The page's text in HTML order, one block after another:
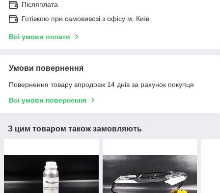
Післяплата
Готівкою при самовивозі з офісу м. Київ
Всі умови оплати
Умови повернення
Повернення товару впродовж 14 днів за рахунок покупця
Всі умови повернення
З цим товаром також замовляють